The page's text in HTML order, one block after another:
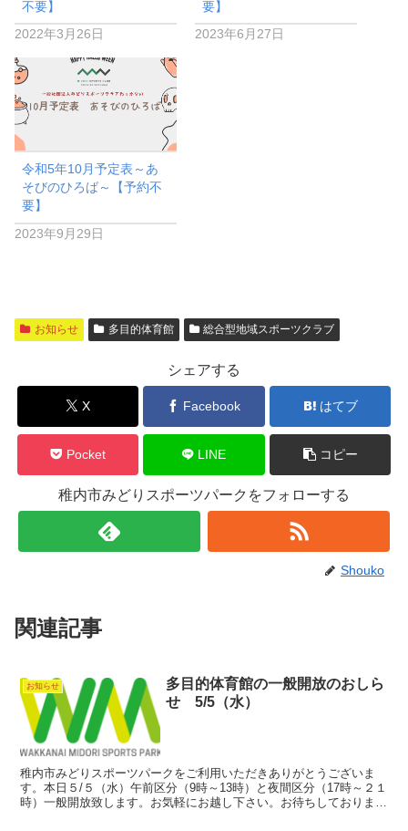
不要】
2022年3月26日
要】
2023年6月27日
令和5年10月予定表～あ
そびのひろば～【予約不
要】
2023年9月29日
お知らせ 多目的体育館 総合型地域スポーツクラブ
シェアする
X Facebook はてブ
Pocket LINE コピー
稚内市みどりスポーツパークをフォローする
Shouko
関連記事
お知らせ
多目的体育館の一般開放のおしら
せ 5/5（水）
稚内市みどりスポーツパークをご利用いただきありがとうございま
す。本日５/５（水）午前区分（9時～13時）と夜間区分（17時～２１
時）一般開放致します。お気軽にお越し下さい。お待ちしておりま